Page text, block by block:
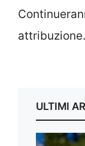
attribuzione.
ULTIMI